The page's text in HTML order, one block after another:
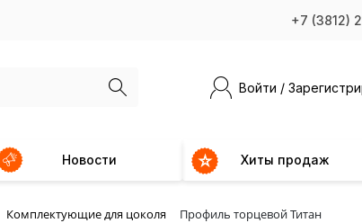
+7 (3812)
Войти /
Новости Хиты продаж
Комплектующие для цоколя Профиль торцевой Титан